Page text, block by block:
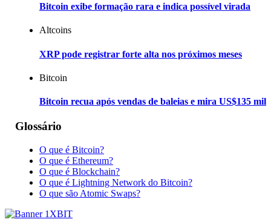
Bitcoin exibe formação rara e indica possível virada
Altcoins
XRP pode registrar forte alta nos próximos meses
Bitcoin
Bitcoin recua após vendas de baleias e mira US$135 mil
Glossário
O que é Bitcoin?
O que é Ethereum?
O que é Blockchain?
O que é Lightning Network do Bitcoin?
O que são Atomic Swaps?